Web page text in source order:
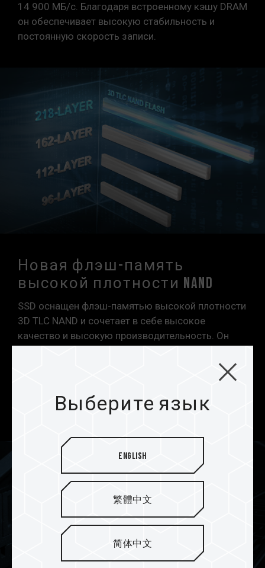
14 900 МБ/с. Благодаря встроенному кэшу DRAM
он обеспечивает высокую стабильность и
постоянную скорость записи.
Новая флэш-память
высокой плотности NAND
SSD оснащен флэш-памятью высокой плотности
3D TLC NAND и сочетает в себе высокое
качество и высокую производительность. Он
данных и исправления ошибок, что обеспечивает
более плавный игровой процесс с минимальной
задержкой и при этом исключительную
производительность.
Выберите язык
English
繁體中文
简体中文